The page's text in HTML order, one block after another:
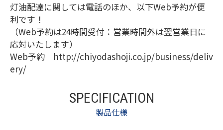
灯油配達に関しては電話のほか、以下Web予約が便
利です！
（Web予約は24時間受付：営業時間外は翌営業日に
応対いたします）
Web予約 http://chiyodashoji.co.jp/business/deliv
ery/
SPECIFICATION
製品仕様